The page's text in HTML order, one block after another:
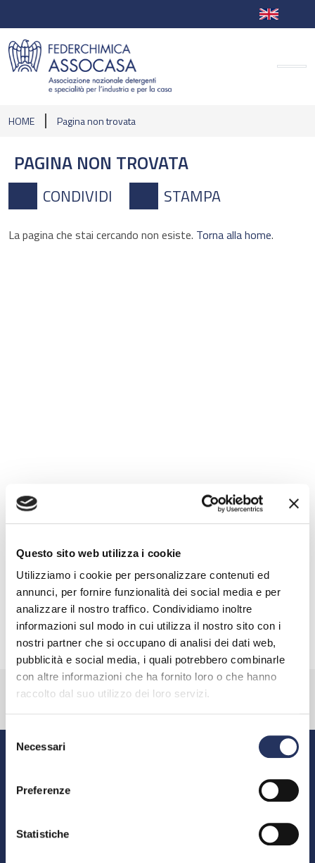
Questo sito web utilizza i cookie
Utilizziamo i cookie per personalizzare contenuti ed
annunci, per fornire funzionalità dei social media e per
analizzare il nostro traffico. Condividiamo inoltre
informazioni sul modo in cui utilizza il nostro sito con i
nostri partner che si occupano di analisi dei dati web,
pubblicità e social media, i quali potrebbero combinarle
con altre informazioni che ha fornito loro o che hanno
raccolto dal suo utilizzo dei loro servizi.
Selezione
delNecessari
Preferenze
Statistiche
HOME Pagina non trovata
PAGINA NON TROVATA
CONDIVIDI STAMPA
La pagina che stai cercando non esiste. Torna alla home.
SEGUICI SU:
SEDE
20149 Milano
Tel. 0039.02.34565.236
assocasa@federchimica.it